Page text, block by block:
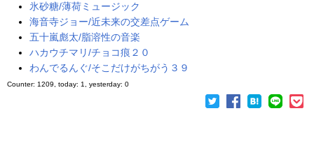
氷砂糖/薄荷ミュージック
海音寺ジョー/近未来の交差点ゲーム
五十嵐彪太/脂溶性の音楽
ハカウチマリ/チョコ痕２０
わんでるんぐ/そこだけがちがう３９
Counter: 1209, today: 1, yesterday: 0